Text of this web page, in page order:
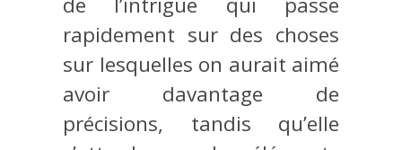
rapidement sur des choses
sur lesquelles on aurait aimé
avoir davantage de
précisions, tandis qu’elle